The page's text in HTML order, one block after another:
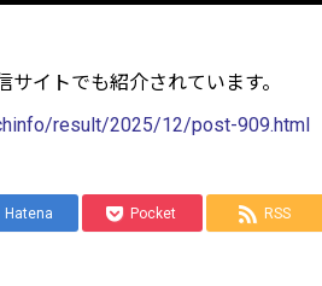
イトでも紹介されています。
result/2025/12/post-909.html
Hatena Pocket RSS